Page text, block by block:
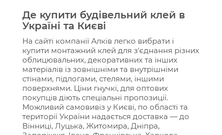
Де купити будівельний клей в
Україні та Києві
На сайті компанії Алків легко вибрати і
купити монтажний клей для з'єднання різних
облицювальних, декоративних та інших
матеріалів із зовнішніми та внутрішніми
стінами, підлогами, стелями, іншими
поверхнями. Ціни гнучкі, для оптових
покупців діють спеціальні пропозиції.
Можливий самовивіз у Києві, по області та
території України надається доставка — до
Вінниці, Луцька, Житомира, Дніпра,